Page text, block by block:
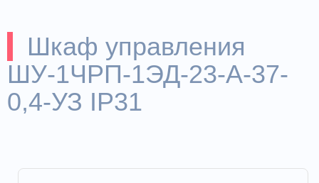
Шкаф управления
ШУ-1ЧРП-1ЭД-23-А-37-
0,4-УЗ IP31